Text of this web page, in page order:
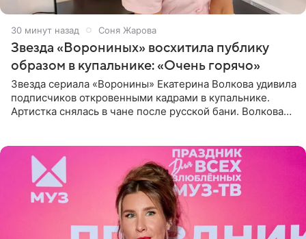
30 минут назад Соня Жарова
Звезда «Ворониных» восхитила публику
образом в купальнике: «Очень горячо»
Звезда сериала «Воронины» Екатерина Волкова удивила
подписчиков откровенными кадрами в купальнике.
Артистка снялась в чане после русской бани. Волкова